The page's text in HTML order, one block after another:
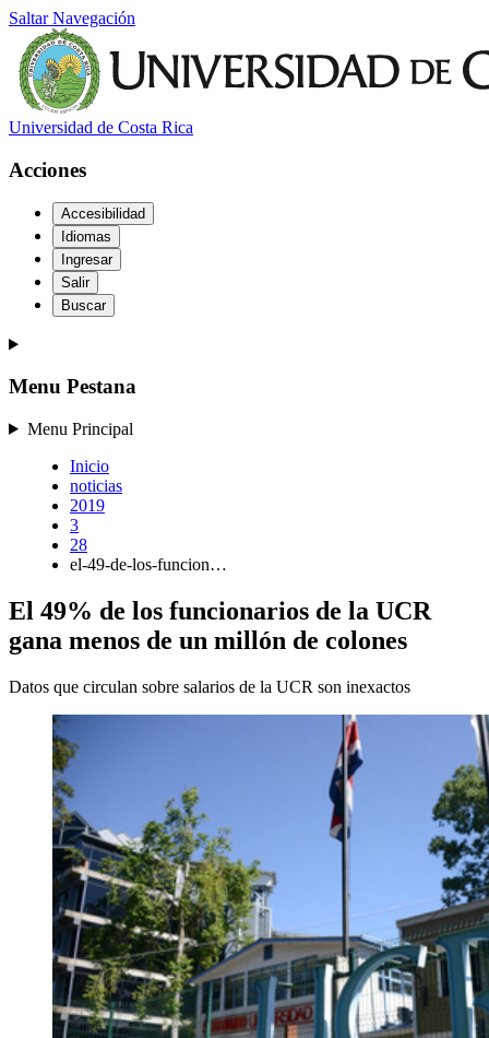
Saltar Navegación
Universidad de Costa Rica
Acciones
Accesibilidad
Idiomas
Ingresar
Salir
Buscar
Menu Pestana
Menu Principal
Inicio
noticias
2019
3
28
el-49-de-los-funcion…
El 49% de los funcionarios de la UCR
gana menos de un millón de colones
Datos que circulan sobre salarios de la UCR son inexactos